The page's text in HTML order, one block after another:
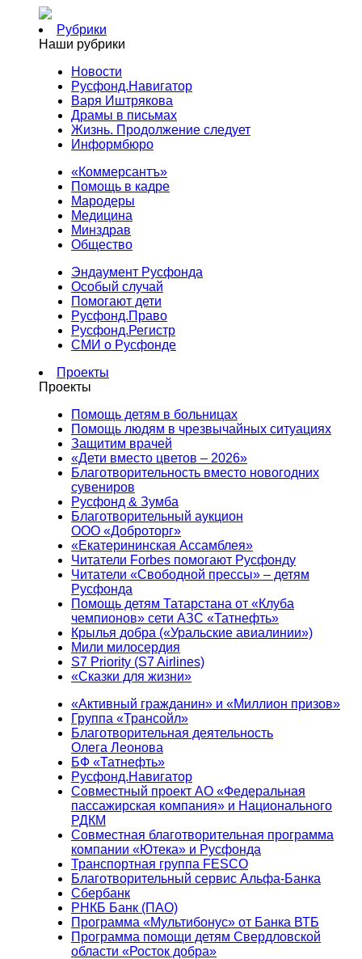
Рубрики
Наши рубрики
Новости
Русфонд.Навигатор
Варя Иштрякова
Драмы в письмах
Жизнь. Продолжение следует
Информбюро
«Коммерсантъ»
Помощь в кадре
Мародеры
Медицина
Минздрав
Общество
Эндаумент Русфонда
Особый случай
Помогают дети
Русфонд.Право
Русфонд.Регистр
СМИ о Русфонде
Проекты
Проекты
Помощь детям в больницах
Помощь людям в чрезвычайных ситуациях
Защитим врачей
«Дети вместо цветов – 2026»
Благотворительность вместо новогодних
сувениров
Русфонд & Зумба
Благотворительный аукцион
ООО «Доброторг»
«Екатерининская Ассамблея»
Читатели Forbes помогают Русфонду
Читатели «Свободной прессы» – детям
Русфонда
Помощь детям Татарстана от «Клуба
чемпионов» сети АЗС «Татнефть»
Крылья добра («Уральские авиалинии»)
Мили милосердия
S7 Priority (S7 Airlines)
«Сказки для жизни»
«Активный гражданин» и «Миллион призов»
Группа «Трансойл»
Благотворительная деятельность
Олега Леонова
БФ «Татнефть»
Русфонд.Навигатор
Совместный проект АО «Федеральная
пассажирская компания» и Национального
РДКМ
Совместная благотворительная программа
компании «Ютека» и Русфонда
Транспортная группа FESCO
Благотворительный сервис Альфа-Банка
Сбербанк
РНКБ Банк (ПАО)
Программа «Мультибонус» от Банка ВТБ
Программа помощи детям Свердловской
области «Росток добра»